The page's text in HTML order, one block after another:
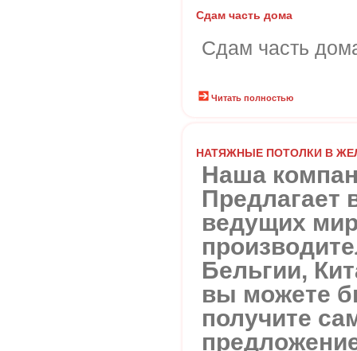
Сдам часть дома
Сдам часть
Читать полностью
НАТЯЖНЫЕ ПОТОЛКИ В
Наша
Предлагает
ведущих
Бельгии,
вы можете
получите